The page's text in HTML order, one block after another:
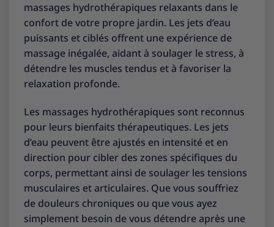
massages hydrothérapiques relaxants dans le
confort de votre propre jardin. Les jets d’eau
puissants et ciblés offrent une expérience de
massage inégalée, aidant à soulager le stress, à
détendre les muscles tendus et à favoriser la
relaxation profonde.
Les massages hydrothérapiques sont reconnus
pour leurs bienfaits thérapeutiques. Les jets
d’eau peuvent être ajustés en intensité et en
direction pour cibler des zones spécifiques du
corps, permettant ainsi de soulager les tensions
musculaires et articulaires. Que vous souffriez
de douleurs chroniques ou que vous ayez
simplement besoin de vous détendre après une